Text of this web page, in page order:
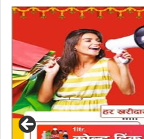
at
A
p
p
c
e
b
o
o
k
itt
er
ai
l